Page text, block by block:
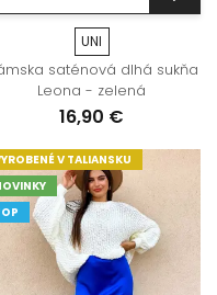
UNI
saténová dlhá sukňa
Leona - zelená
16,90 €
V TALIANSKU